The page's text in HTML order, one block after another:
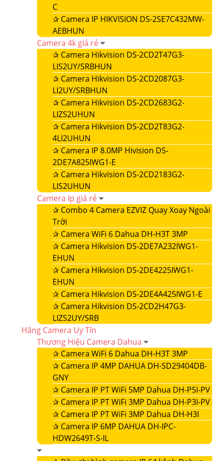
C
✰ Camera IP HIKVISION DS-2SE7C432MW-
AEBHUN
Camera 4k giá rẻ
✰ Camera Hikvision DS-2CD2T47G3-
LIS2UY/SRBHUN
✰ Camera Hikvision DS-2CD2087G3-
LI2UY/SRBHUN
✰ Camera Hikvision DS-2CD2683G2-
LIZS2UHUN
✰ Camera Hikvision DS-2CD2T83G2-
4LI2UHUN
✰ Camera IP 8.0MP Hivision DS-
2DE7A825IWG1-E
✰ Camera Hikvision DS-2CD2183G2-
LIS2UHUN
Camera Ip giá rẻ
✰ Combo 4 Camera EZVIZ Quay Xoay Ngoài
Trời
✰ Camera WiFi 6 Dahua DH-H3T 3MP
✰ Camera Hikvision DS-2DE7A232IWG1-
EHUN
✰ Camera Hikvision DS-2DE4225IWG1-
EHUN
✰ Camera Hikvision DS-2DE4A425IWG1-E
✰ Camera Hikvision DS-2CD2H47G3-
LIZS2UY/SRB
Hãng Camera Uy Tín
Thương Hiệu Camera Dahua
✰ Camera WiFi 6 Dahua DH-H3T 3MP
✰ Camera IP 4MP DAHUA DH-SD29404DB-
GNY
✰ Camera IP PT WiFi 5MP Dahua DH-P5I-PV
✰ Camera IP PT WiFi 3MP Dahua DH-P3I-PV
✰ Camera IP PT WiFi 3MP Dahua DH-H3I
✰ Camera IP 6MP DAHUA DH-IPC-
HDW2649T-S-IL